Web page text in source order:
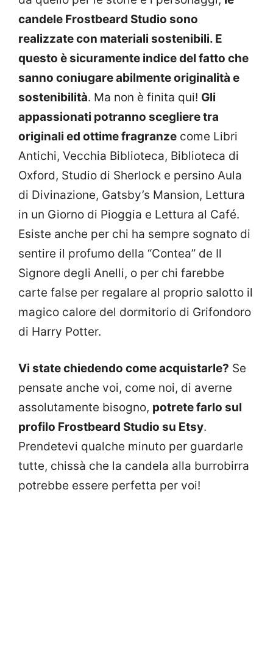
candele Frostbeard Studio sono
realizzate con materiali sostenibili. E
questo è sicuramente indice del fatto che
sanno coniugare abilmente originalità e
sostenibilità. Ma non è finita qui! Gli
appassionati potranno scegliere tra
originali ed ottime fragranze come Libri
Antichi, Vecchia Biblioteca, Biblioteca di
Oxford, Studio di Sherlock e persino Aula
di Divinazione, Gatsby’s Mansion, Lettura
in un Giorno di Pioggia e Lettura al Café.
Esiste anche per chi ha sempre sognato di
sentire il profumo della “Contea” de Il
Signore degli Anelli, o per chi farebbe
carte false per regalare al proprio salotto il
magico calore del dormitorio di Grifondoro
di Harry Potter.
Vi state chiedendo come acquistarle? Se
pensate anche voi, come noi, di averne
assolutamente bisogno, potrete farlo sul
profilo Frostbeard Studio su Etsy.
Prendetevi qualche minuto per guardarle
tutte, chissà che la candela alla burrobirra
potrebbe essere perfetta per voi!